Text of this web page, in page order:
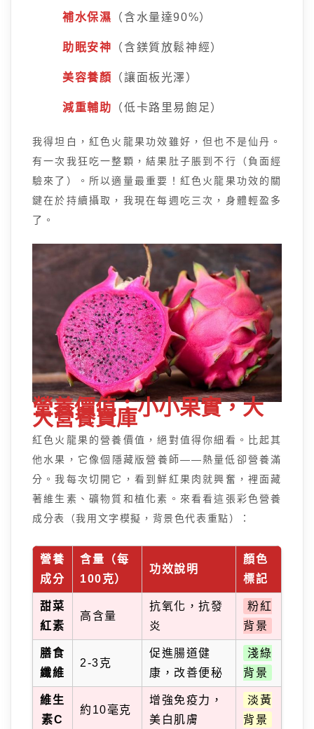
補水保濕 （含水量達90%）
助眠安神 （含鎂質放鬆神經）
美容養顏 （讓面板光澤）
減重輔助 （低卡路里易飽足）
我得坦白，紅色火龍果功效雖好，但也不是仙丹。
有一次我狂吃一整顆，結果肚子脹到不行（負面經
驗來了）。所以適量最重要！紅色火龍果功效的關
鍵在於持續攝取，我現在每週吃三次，身體輕盈多
了。
營養價值：小小果實，大
大營養寶庫
紅色火龍果的營養價值，絕對值得你細看。比起其
他水果，它像個隱藏版營養師——熱量低卻營養滿
分。我每次切開它，看到鮮紅果肉就興奮，裡面藏
著維生素、礦物質和植化素。來看看這張彩色營養
成分表（我用文字模擬，背景色代表重點）：
營養
成分
含量（每
100克）
功效說明
顏色
標記
甜菜
紅素
高含量
抗氧化，抗發
炎
粉紅
背景
膳食
纖維
2-3克
促進腸道健
康，改善便秘
淺綠
背景
維生
素C
約10毫克
增強免疫力，
美白肌膚
淡黃
背景